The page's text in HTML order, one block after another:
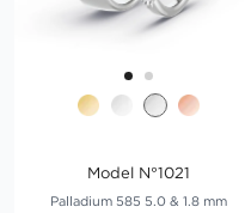
Model N°1021
Palladium 585 5.0 & 1.8 mm